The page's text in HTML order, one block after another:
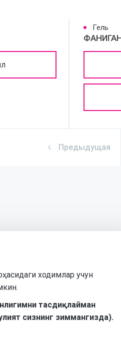
Гель
Предыдущая
ходимлар учун
тасдиқлайман
сизнинг зиммангизда).
маълумотлар ўз-ўзини
ва шифокорнинг чақирув